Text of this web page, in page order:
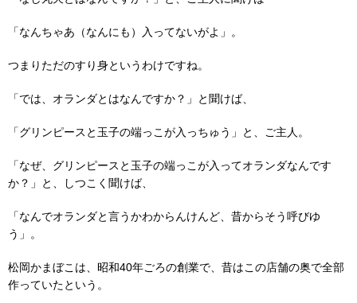
「なんちゃあ（なんにも）入ってないがよ」。
つまりただのすり身というわけですね。
「では、オランダとはなんですか？」と聞けば、
「グリンピースと玉子の端っこが入っちゅう」と、ご主人。
「なぜ、グリンピースと玉子の端っこが入ってオランダなんです
か？」と、しつこく聞けば、
「なんでオランダと言うかわからんけんど、昔からそう呼びゆ
う」。
松岡かまぼこは、昭和40年ごろの創業で、昔はこの店舗の奥で全部
作っていたという。